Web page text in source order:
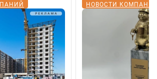
НОВОСТИ